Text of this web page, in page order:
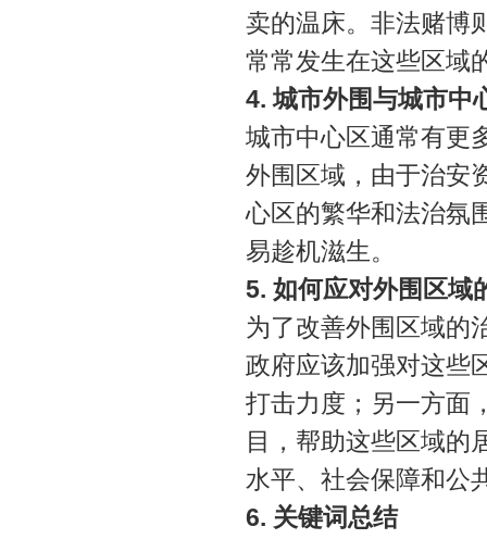
卖的温床。非法赌博
常常发生在这些区域
4. 城市外围与城市中
城市中心区通常有更
外围区域，由于治安
心区的繁华和法治氛
易趁机滋生。
5. 如何应对外围区域
为了改善外围区域的
政府应该加强对这些
打击力度；另一方面
目，帮助这些区域的
水平、社会保障和公
6. 关键词总结